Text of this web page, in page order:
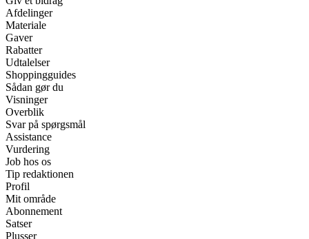
Afdelinger
Materiale
Gaver
Rabatter
Udtalelser
Shoppingguides
Sådan gør du
Visninger
Overblik
Svar på spørgsmål
Assistance
Vurdering
Job hos os
Tip redaktionen
Profil
Mit område
Abonnement
Satser
Plusser